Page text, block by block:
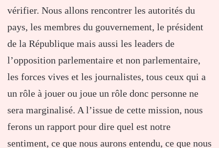
vérifier. Nous allons rencontrer les autorités du
pays, les membres du gouvernement, le président
de la République mais aussi les leaders de
l’opposition parlementaire et non parlementaire,
les forces vives et les journalistes, tous ceux qui a
un rôle à jouer ou joue un rôle donc personne ne
sera marginalisé. A l’issue de cette mission, nous
ferons un rapport pour dire quel est notre
sentiment, ce que nous aurons entendu, ce que nous